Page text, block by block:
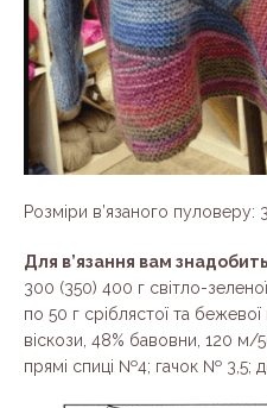
Розміри в’язаного
Для в’язання вам
300 (350) 400 г світло-
по 50 г сріблястої та
віскози, 48% бавовни, 120 м/
прямі спиці №4; гачок № 3,5;